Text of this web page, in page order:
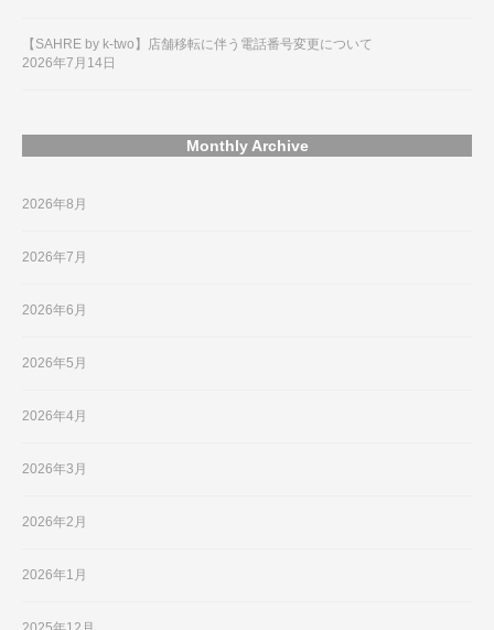
【SAHRE by k-two】店舗移転に伴う電話番号変更について
2026年7月14日
Monthly Archive
2026年8月
2026年7月
2026年6月
2026年5月
2026年4月
2026年3月
2026年2月
2026年1月